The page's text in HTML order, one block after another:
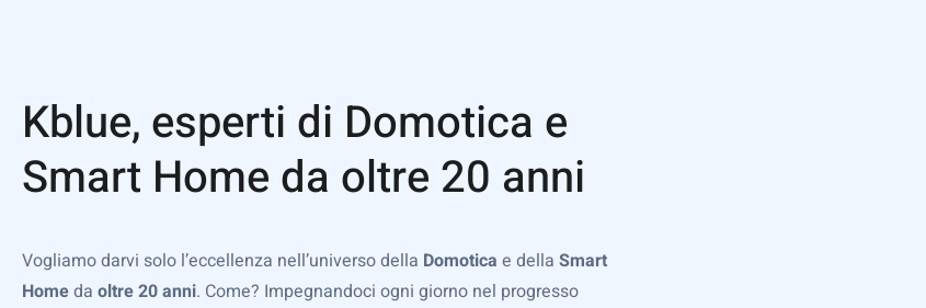
Kblue, esperti di Domotica e
Smart Home da oltre 20 anni
Vogliamo darvi solo l’eccellenza nell’universo della Domotica e della Smart
Homeda oltre 20 anni. Come? Impegnandoci ogni giorno nel progresso